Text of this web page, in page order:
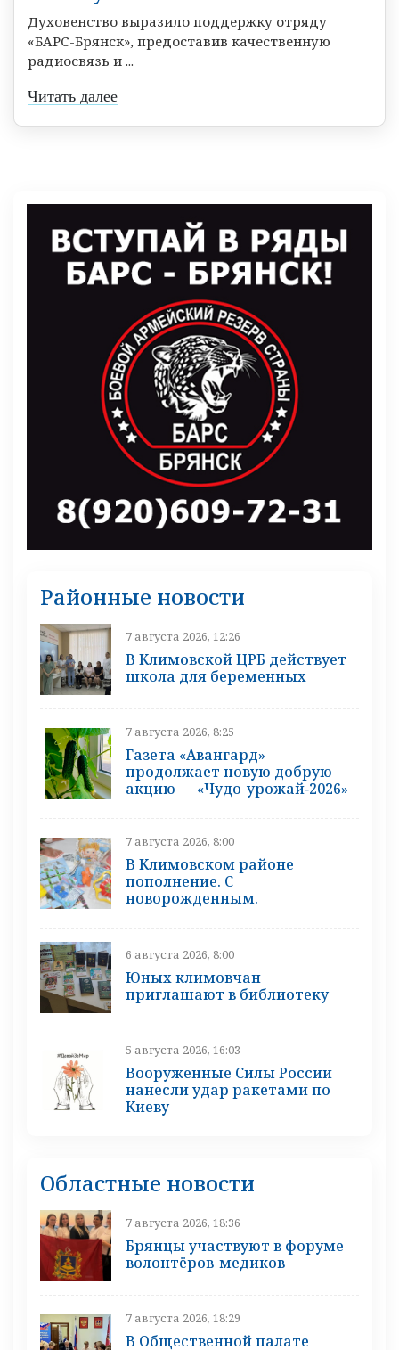
Духовенство выразило поддержку отряду
«БАРС-Брянск», предоставив качественную
радиосвязь и ...
Читать далее
Районные новости
7 августа 2026, 12:26
В Климовской ЦРБ действует
школа для беременных
7 августа 2026, 8:25
Газета «Авангард»
продолжает новую добрую
акцию — «Чудо-урожай‑2026»
7 августа 2026, 8:00
В Климовском районе
пополнение. С
новорожденным.
6 августа 2026, 8:00
Юных климовчан
приглашают в библиотеку
5 августа 2026, 16:03
Вооруженные Силы России
нанесли удар ракетами по
Киеву
Областные новости
7 августа 2026, 18:36
Брянцы участвуют в форуме
волонтёров-медиков
7 августа 2026, 18:29
В Общественной палате